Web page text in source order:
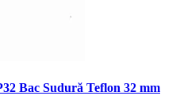
Bac Sudură Teflon 32 mm